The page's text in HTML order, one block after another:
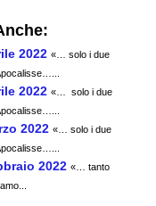
2022 «… solo i due
2022 «… solo i due
2022 «… solo i due
2022 «… tanto